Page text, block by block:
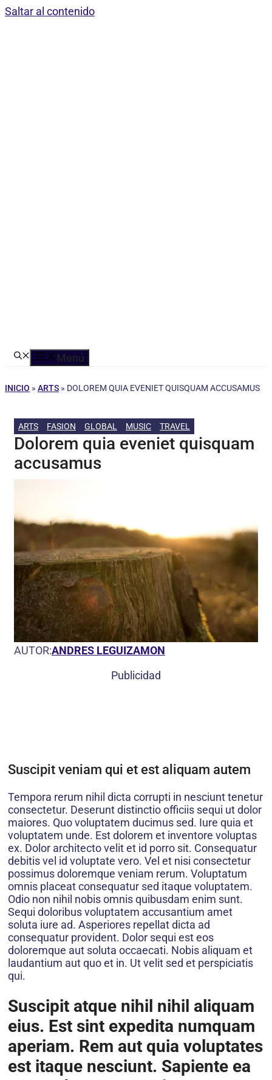
Saltar al contenido
Menú
INICIO » ARTS » DOLOREM QUIA EVENIET QUISQUAM ACCUSAMUS
ARTS FASION GLOBAL MUSIC TRAVEL
Dolorem quia eveniet quisquam
accusamus
AUTOR:ANDRES LEGUIZAMON
Publicidad
Suscipit veniam qui et est aliquam autem
Tempora rerum nihil dicta corrupti in nesciunt tenetur
consectetur. Deserunt distinctio officiis sequi ut dolor
maiores. Quo voluptatem ducimus sed. Iure quia et
voluptatem unde. Est dolorem et inventore voluptas
ex. Dolor architecto velit et id porro sit. Consequatur
debitis vel id voluptate vero. Vel et nisi consectetur
possimus doloremque veniam rerum. Voluptatum
omnis placeat consequatur sed itaque voluptatem.
Odio non nihil nobis omnis quibusdam enim sunt.
Sequi doloribus voluptatem accusantium amet
soluta iure ad. Asperiores repellat dicta ad
consequatur provident. Dolor sequi est eos
doloremque aut soluta occaecati. Nobis aliquam et
laudantium aut quo et in. Ut velit sed et perspiciatis
qui.
Suscipit atque nihil nihil aliquam
eius. Est sint expedita numquam
aperiam. Rem aut quia voluptates
est itaque nesciunt. Sapiente ea